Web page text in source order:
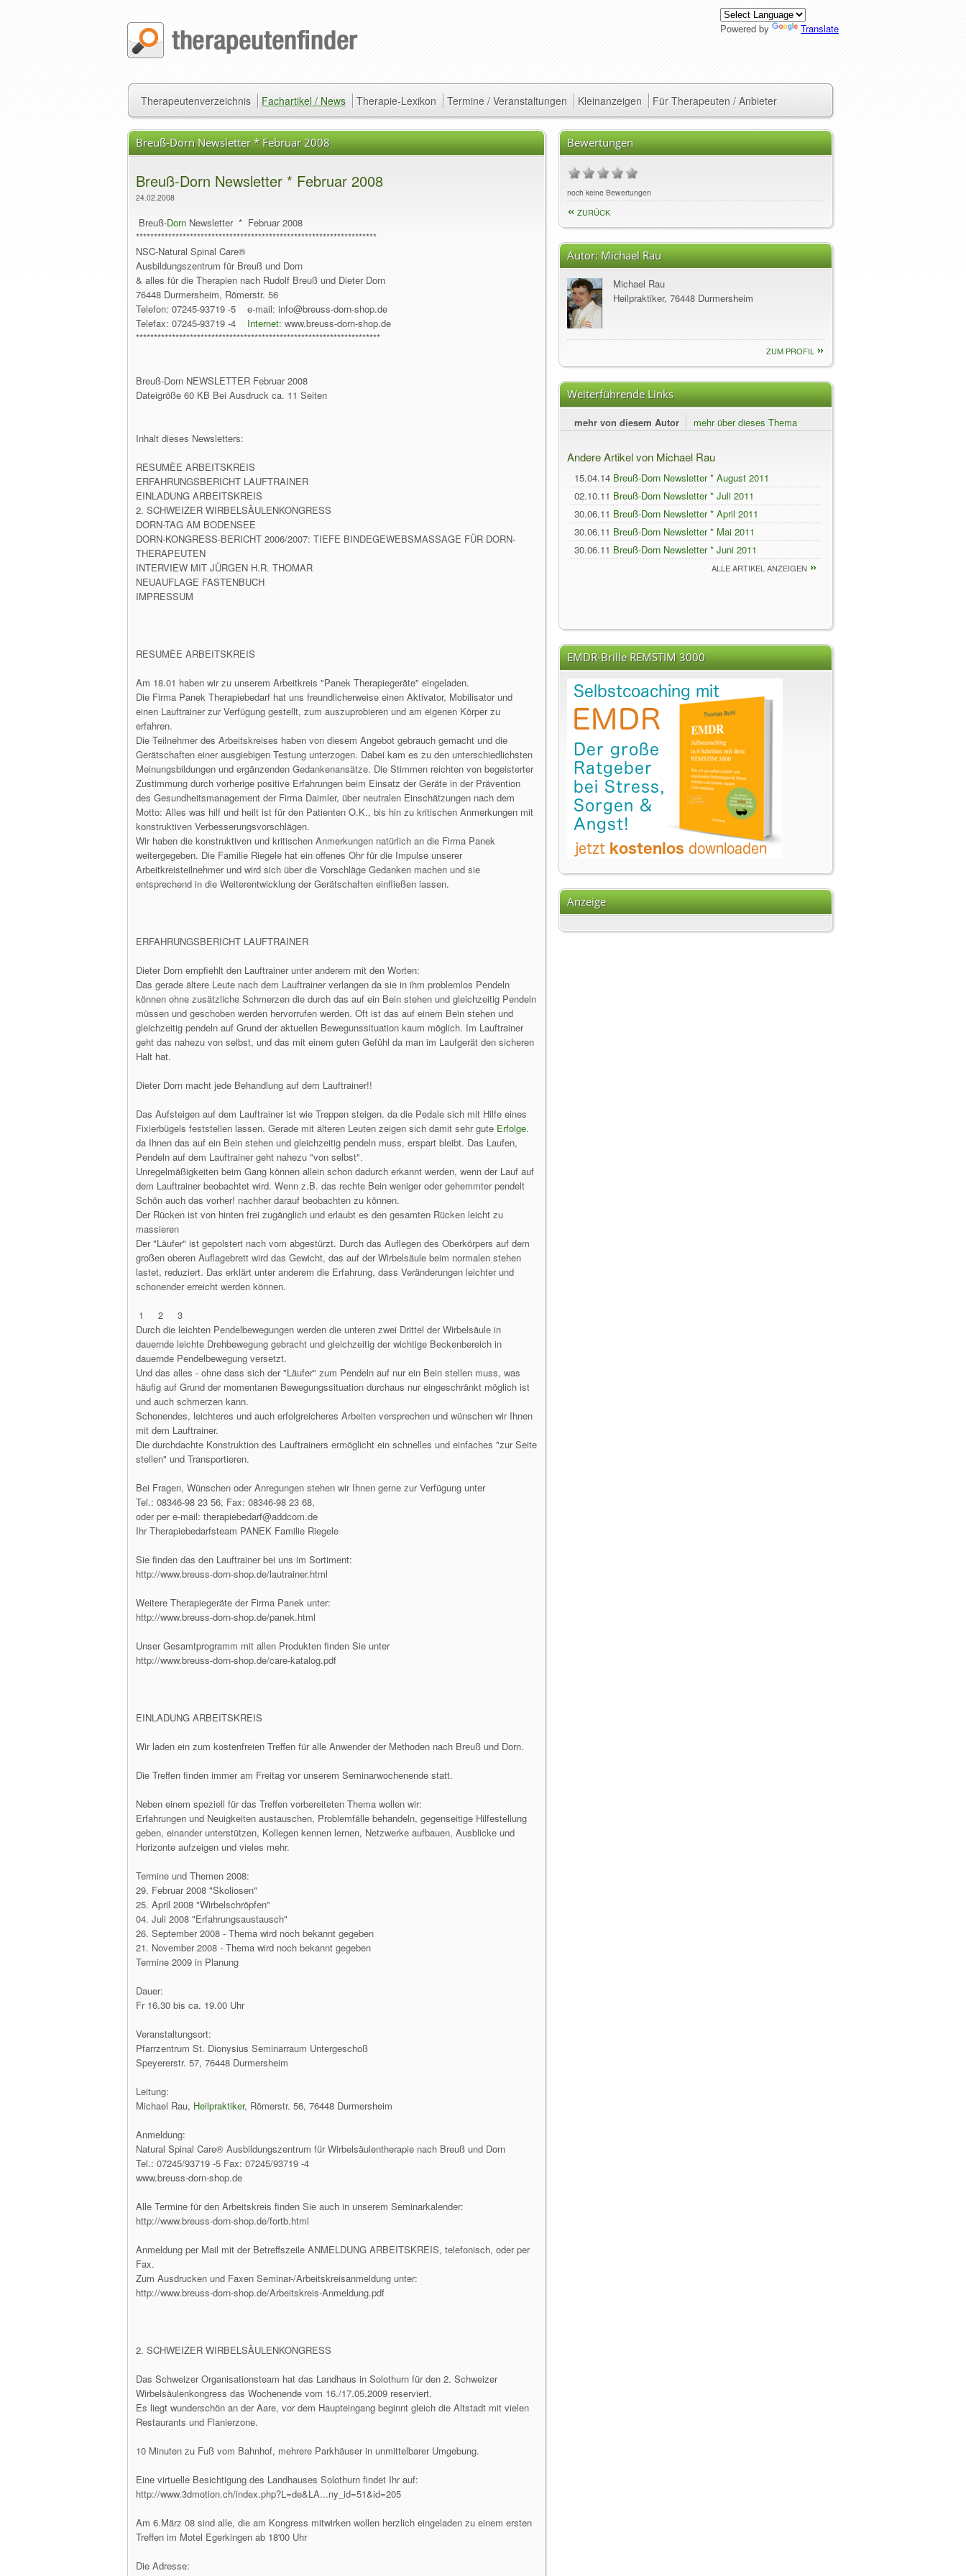
Powered by Translate
Therapeutenverzeichnis Fachartikel / News Therapie-Lexikon Termine / Veranstaltungen Kleinanzeigen Für Therapeuten / Anbieter
Breuß-Dorn Newsletter * Februar 2008
Breuß-Dorn Newsletter * Februar 2008
24.02.2008
Breuß-Dorn Newsletter * Februar 2008
*******************************************************************
NSC-Natural Spinal Care®
Ausbildungszentrum für Breuß und Dorn
& alles für die Therapien nach Rudolf Breuß und Dieter Dorn
76448 Durmersheim, Römerstr. 56
Telefon: 07245-93719 -5 e-mail: info@breuss-dorn-shop.de
Telefax: 07245-93719 -4 Internet: www.breuss-dorn-shop.de
********************************************************************
Breuß-Dorn NEWSLETTER Februar 2008
Dateigröße 60 KB Bei Ausdruck ca. 11 Seiten
Inhalt dieses Newsletters:
RESUMÈE ARBEITSKREIS
ERFAHRUNGSBERICHT LAUFTRAINER
EINLADUNG ARBEITSKREIS
2. SCHWEIZER WIRBELSÄULENKONGRESS
DORN-TAG AM BODENSEE
DORN-KONGRESS-BERICHT 2006/2007: TIEFE BINDEGEWEBSMASSAGE FÜR DORN-
THERAPEUTEN
INTERVIEW MIT JÜRGEN H.R. THOMAR
NEUAUFLAGE FASTENBUCH
IMPRESSUM
RESUMÈE ARBEITSKREIS
Am 18.01 haben wir zu unserem Arbeitkreis "Panek Therapiegeräte" eingeladen.
Die Firma Panek Therapiebedarf hat uns freundlicherweise einen Aktivator, Mobilisator und
einen Lauftrainer zur Verfügung gestellt, zum auszuprobieren und am eigenen Körper zu
erfahren.
Die Teilnehmer des Arbeitskreises haben von diesem Angebot gebrauch gemacht und die
Gerätschaften einer ausgiebigen Testung unterzogen. Dabei kam es zu den unterschiedlichsten
Meinungsbildungen und ergänzenden Gedankenansätze. Die Stimmen reichten von begeisterter
Zustimmung durch vorherige positive Erfahrungen beim Einsatz der Geräte in der Prävention
des Gesundheitsmanagement der Firma Daimler, über neutralen Einschätzungen nach dem
Motto: Alles was hilf und heilt ist für den Patienten O.K., bis hin zu kritischen Anmerkungen mit
konstruktiven Verbesserungsvorschlägen.
Wir haben die konstruktiven und kritischen Anmerkungen natürlich an die Firma Panek
weitergegeben. Die Familie Riegele hat ein offenes Ohr für die Impulse unserer
Arbeitkreisteilnehmer und wird sich über die Vorschläge Gedanken machen und sie
entsprechend in die Weiterentwicklung der Gerätschaften einfließen lassen.
ERFAHRUNGSBERICHT LAUFTRAINER
Dieter Dorn empfiehlt den Lauftrainer unter anderem mit den Worten:
Das gerade ältere Leute nach dem Lauftrainer verlangen da sie in ihm problemlos Pendeln
können ohne zusätzliche Schmerzen die durch das auf ein Bein stehen und gleichzeitig Pendeln
müssen und geschoben werden hervorrufen werden. Oft ist das auf einem Bein stehen und
gleichzeitig pendeln auf Grund der aktuellen Bewegunssituation kaum möglich. Im Lauftrainer
geht das nahezu von selbst, und das mit einem guten Gefühl da man im Laufgerät den sicheren
Halt hat.
Dieter Dorn macht jede Behandlung auf dem Lauftrainer!!
Das Aufsteigen auf dem Lauftrainer ist wie Treppen steigen. da die Pedale sich mit Hilfe eines
Fixierbügels feststellen lassen. Gerade mit älteren Leuten zeigen sich damit sehr gute Erfolge.
da Ihnen das auf ein Bein stehen und gleichzeitig pendeln muss, erspart bleibt. Das Laufen,
Pendeln auf dem Lauftrainer geht nahezu "von selbst".
Unregelmäßigkeiten beim Gang können allein schon dadurch erkannt werden, wenn der Lauf auf
dem Lauftrainer beobachtet wird. Wenn z.B. das rechte Bein weniger oder gehemmter pendelt
Schön auch das vorher! nachher darauf beobachten zu können.
Der Rücken ist von hinten frei zugänglich und erlaubt es den gesamten Rücken leicht zu
massieren
Der "Läufer" ist gepolstert nach vom abgestürzt. Durch das Auflegen des Oberkörpers auf dem
großen oberen Auflagebrett wird das Gewicht, das auf der Wirbelsäule beim normalen stehen
lastet, reduziert. Das erklärt unter anderem die Erfahrung, dass Veränderungen leichter und
schonender erreicht werden können.
1 2 3
Durch die leichten Pendelbewegungen werden die unteren zwei Drittel der Wirbelsäule in
dauernde leichte Drehbewegung gebracht und gleichzeitig der wichtige Beckenbereich in
dauernde Pendelbewegung versetzt.
Und das alles - ohne dass sich der "Läufer" zum Pendeln auf nur ein Bein stellen muss, was
häufig auf Grund der momentanen Bewegungssituation durchaus nur eingeschränkt möglich ist
und auch schmerzen kann.
Schonendes, leichteres und auch erfolgreicheres Arbeiten versprechen und wünschen wir Ihnen
mit dem Lauftrainer.
Die durchdachte Konstruktion des Lauftrainers ermöglicht ein schnelles und einfaches "zur Seite
stellen" und Transportieren.
Bei Fragen, Wünschen oder Anregungen stehen wir Ihnen gerne zur Verfügung unter
Tel.: 08346-98 23 56, Fax: 08346-98 23 68,
oder per e-mail: therapiebedarf@addcom.de
Ihr Therapiebedarfsteam PANEK Familie Riegele
Sie finden das den Lauftrainer bei uns im Sortiment:
http://www.breuss-dorn-shop.de/lautrainer.html
Weitere Therapiegeräte der Firma Panek unter:
http://www.breuss-dorn-shop.de/panek.html
Unser Gesamtprogramm mit allen Produkten finden Sie unter
http://www.breuss-dorn-shop.de/care-katalog.pdf
EINLADUNG ARBEITSKREIS
Wir laden ein zum kostenfreien Treffen für alle Anwender der Methoden nach Breuß und Dorn.
Die Treffen finden immer am Freitag vor unserem Seminarwochenende statt.
Neben einem speziell für das Treffen vorbereiteten Thema wollen wir:
Erfahrungen und Neuigkeiten austauschen, Problemfälle behandeln, gegenseitige Hilfestellung
geben, einander unterstützen, Kollegen kennen lernen, Netzwerke aufbauen, Ausblicke und
Horizonte aufzeigen und vieles mehr.
Termine und Themen 2008:
29. Februar 2008 "Skoliosen"
25. April 2008 "Wirbelschröpfen"
04. Juli 2008 "Erfahrungsaustausch"
26. September 2008 - Thema wird noch bekannt gegeben
21. November 2008 - Thema wird noch bekannt gegeben
Termine 2009 in Planung
Dauer:
Fr 16.30 bis ca. 19.00 Uhr
Veranstaltungsort:
Pfarrzentrum St. Dionysius Seminarraum Untergeschoß
Speyererstr. 57, 76448 Durmersheim
Leitung:
Michael Rau, Heilpraktiker, Römerstr. 56, 76448 Durmersheim
Anmeldung:
Natural Spinal Care® Ausbildungszentrum für Wirbelsäulentherapie nach Breuß und Dorn
Tel.: 07245/93719 -5 Fax: 07245/93719 -4
www.breuss-dorn-shop.de
Alle Termine für den Arbeitskreis finden Sie auch in unserem Seminarkalender:
http://www.breuss-dorn-shop.de/fortb.html
Anmeldung per Mail mit der Betreffszeile ANMELDUNG ARBEITSKREIS, telefonisch, oder per
Fax.
Zum Ausdrucken und Faxen Seminar-/Arbeitskreisanmeldung unter:
http://www.breuss-dorn-shop.de/Arbeitskreis-Anmeldung.pdf
2. SCHWEIZER WIRBELSÄULENKONGRESS
Das Schweizer Organisationsteam hat das Landhaus in Solothurn für den 2. Schweizer
Wirbelsäulenkongress das Wochenende vom 16./17.05.2009 reserviert.
Es liegt wunderschön an der Aare, vor dem Haupteingang beginnt gleich die Altstadt mit vielen
Restaurants und Flanierzone.
10 Minuten zu Fuß vom Bahnhof, mehrere Parkhäuser in unmittelbarer Umgebung.
Eine virtuelle Besichtigung des Landhauses Solothurn findet Ihr auf:
http://www.3dmotion.ch/index.php?L=de&LA...ny_id=51&id=205
Am 6.März 08 sind alle, die am Kongress mitwirken wollen herzlich eingeladen zu einem ersten
Treffen im Motel Egerkingen ab 18'00 Uhr
Die Adresse:
Bewertungen
noch keine Bewertungen
ZURÜCK
Autor:Michael Rau
Michael Rau
Heilpraktiker, 76448 Durmersheim
ZUM PROFIL
Weiterführende Links
mehr von diesem Autor mehr über dieses Thema
Andere Artikel von Michael Rau
15.04.14 Breuß-Dorn Newsletter * August 2011
02.10.11 Breuß-Dorn Newsletter * Juli 2011
30.06.11 Breuß-Dorn Newsletter * April 2011
30.06.11 Breuß-Dorn Newsletter * Mai 2011
30.06.11 Breuß-Dorn Newsletter * Juni 2011
ALLE ARTIKEL ANZEIGEN
EMDR-Brille REMSTIM 3000
Anzeige